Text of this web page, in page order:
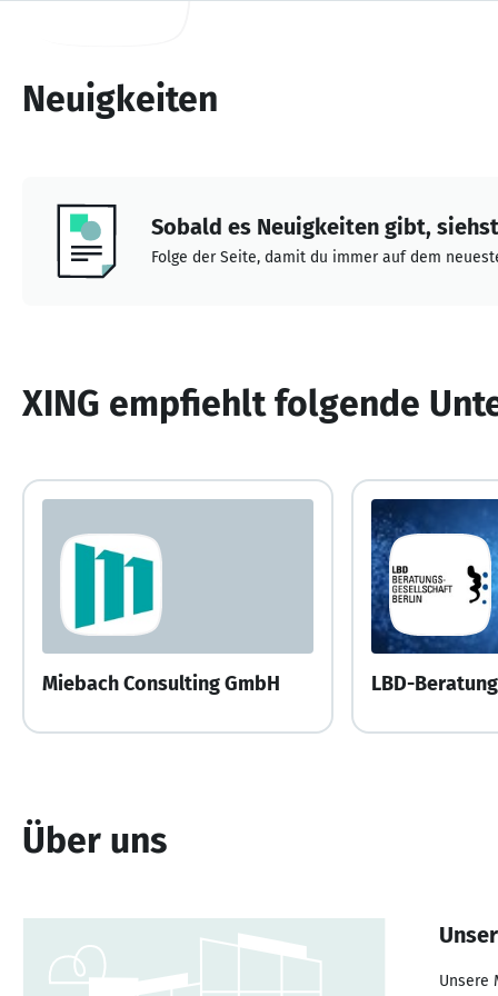
Neuigkeiten
Sobald es Neuigkeiten gibt,
Folge der Seite, damit du immer auf dem
XING empfiehlt folgende
Miebach Consulting GmbH
Über uns
Unsere